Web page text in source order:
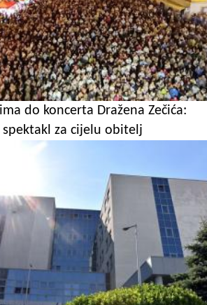
do koncerta Dražena Zečića:
za cijelu obitelj